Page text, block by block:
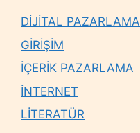
DİJİTAL PAZARLAMA
GİRİŞİM
İÇERİK PAZARLAMA
İNTERNET
LİTERATÜR